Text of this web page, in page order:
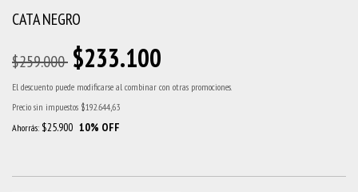
CATA NEGRO
$259.000 $233.100
El descuento puede modificarse al combinar con otras promociones.
Precio sin impuestos $192.644,63
Ahorrás: $25.900 10% OFF